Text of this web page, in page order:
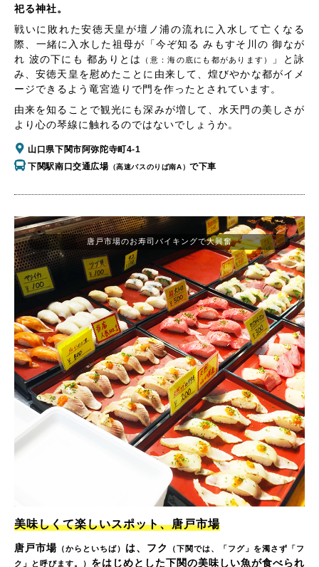
祀る神社。
戦いに敗れた安徳天皇が壇ノ浦の流れに入水して亡くなる
際、一緒に入水した祖母が「今ぞ知る みもすそ川の 御なが
れ 波の下にも 都ありとは
（意：海の底にも都があります）
」と詠
み、安徳天皇を慰めたことに由来して、煌びやかな都がイメ
ージできるよう竜宮造りで門を作ったとされています。
由来を知ることで観光にも深みが増して、水天門の美しさが
より心の琴線に触れるのではないでしょうか。
山口県下関市阿弥陀寺町4-1
下関駅南口交通広場 （高速バスのりば南A）で下車
唐戸市場のお寿司バイキングで大興奮
美味しくて楽しいスポット、唐戸市場
唐戸市場 （からといちば） は、フク
（下関では、「フグ」を濁さず「フ
ク」と呼びます。） をはじめとした下関の美味しい魚が食べられ